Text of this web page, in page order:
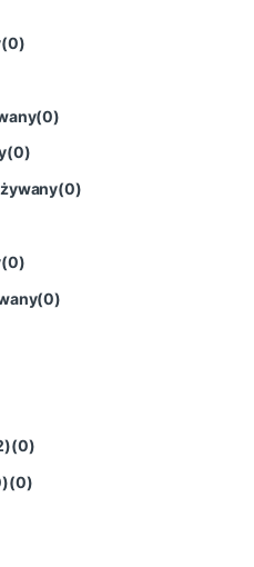
(0)
(0)
(0)
(0)
(0)
(0)
(0)
(0)